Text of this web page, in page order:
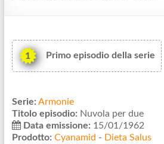
1 Primo episodio della serie
Serie: Armonie
Titolo episodio: Nuvola per due
Data emissione: 15/01/1962
Prodotto: Cyanamid - Dieta Salus